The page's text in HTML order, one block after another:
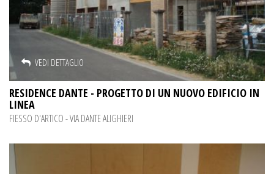
VEDI DETTAGLIO
RESIDENCE DANTE - PROGETTO DI UN NUOVO EDIFICIO IN
LINEA
FIESSO D'ARTICO - VIA DANTE ALIGHIERI